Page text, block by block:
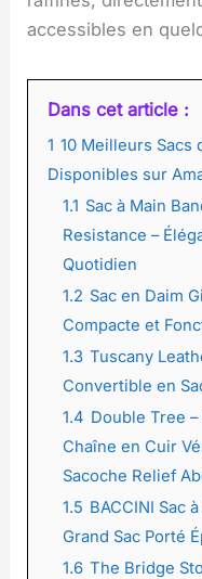
accessibles en
Dans cet article :
1 10 Meilleurs Sacs
Disponibles sur
1.1 Sac à Main
Resistance –
Quotidien
1.2 Sac en Daim
Compacte et
1.3 Tuscany
Convertible en
1.4 Double Tree
Chaîne en Cuir
Sacoche Relief
1.5 BACCINI Sac
Grand Sac Porté
1.6 The Bridge